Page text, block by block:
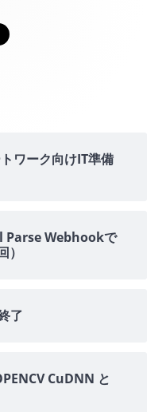
ワーク向けIT準備
Webhookで
）
了
CuDNN と